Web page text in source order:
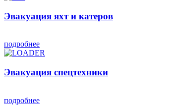
Эвакуация яхт и катеров
подробнее
Эвакуация спецтехники
подробнее